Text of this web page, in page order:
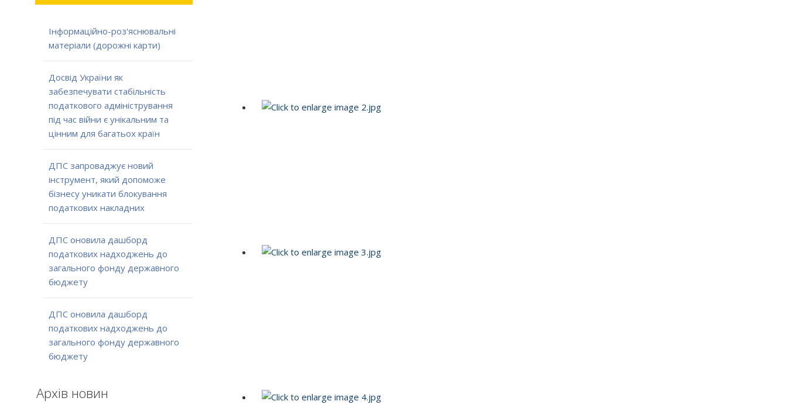
Інформаційно-роз'яснювальні
матеріали (дорожні карти)
Досвід України як
забезпечувати стабільність
податкового адміністрування
під час війни є унікальним та
цінним для багатьох країн
ДПС запроваджує новий
інструмент, який допоможе
бізнесу уникати блокування
податкових накладних
ДПС оновила дашборд
податкових надходжень до
загального фонду державного
бюджету
ДПС оновила дашборд
податкових надходжень до
загального фонду державного
бюджету
Архів новин